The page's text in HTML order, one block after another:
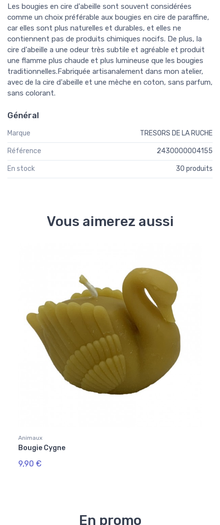
Les bougies en cire d'abeille sont souvent considérées
comme un choix préférable aux bougies en cire de paraffine,
car elles sont plus naturelles et durables, et elles ne
contiennent pas de produits chimiques nocifs. De plus, la
cire d'abeille a une odeur très subtile et agréable et produit
une flamme plus chaude et plus lumineuse que les bougies
traditionnelles.Fabriquée artisanalement dans mon atelier,
avec de la cire d'abeille et une mèche en coton, sans parfum,
sans colorant.
Général
Marque TRESORS DE LA RUCHE
Référence 2430000004155
En stock 30 produits
Vous aimerez aussi
Animaux
Bougie Cygne
9,90 €
En promo